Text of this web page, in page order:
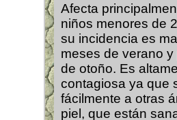
Afecta
niños menores de
su incidencia es
meses de verano y
de otoño. Es
contagiosa ya que
fácilmente a otras
piel, que están